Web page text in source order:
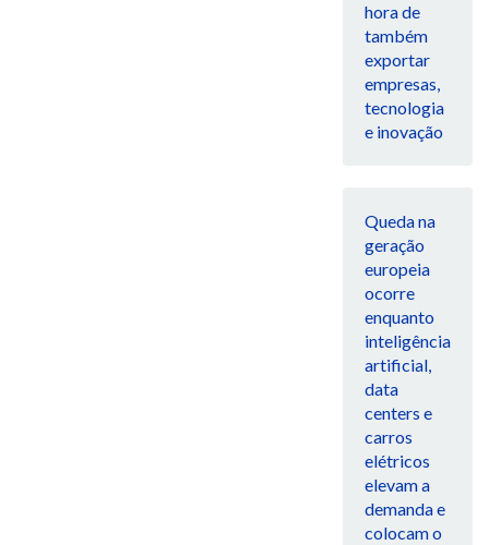
hora de
também
exportar
empresas,
tecnologia
e inovação
Queda na
geração
europeia
ocorre
enquanto
inteligência
artificial,
data
centers e
carros
elétricos
elevam a
demanda e
colocam o